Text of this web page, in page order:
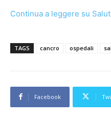
Continua a leggere su
TAGS cancro ospedali
Facebook